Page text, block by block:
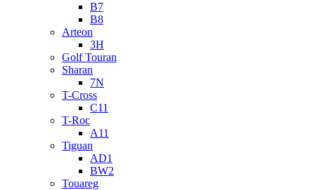
B7
B8
Arteon
3H
Golf Touran
Sharan
7N
T-Cross
C11
T-Roc
A11
Tiguan
AD1
BW2
Touareg